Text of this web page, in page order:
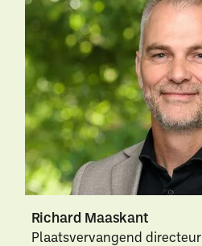
Waar ben
Uitgelichte
Richard Maaskant
Plaatsvervangend directeur